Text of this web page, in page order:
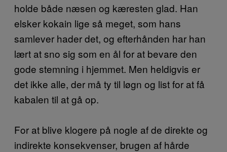
holde både næsen og kæresten glad. Han
elsker kokain lige så meget, som hans
samlever hader det, og efterhånden har han
lært at sno sig som en ål for at bevare den
gode stemning i hjemmet. Men heldigvis er
det ikke alle, der må ty til løgn og list for at få
kabalen til at gå op.
For at blive klogere på nogle af de direkte og
indirekte konsekvenser, brugen af hårde